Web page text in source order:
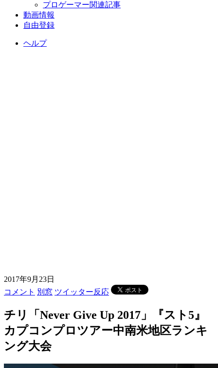
プロゲーマー関連記事
動画情報
自由登録
ヘルプ
2017年9月23日
コメント 別窓 ツイッター反応
チリ「Never Give Up 2017」『スト5』
カプコンプロツアー中南米地区ランキ
ング大会